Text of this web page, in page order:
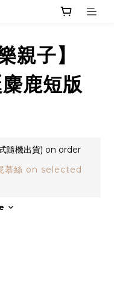
親子】
鹿短版
隨機出貨) on order
慕絲 on selected